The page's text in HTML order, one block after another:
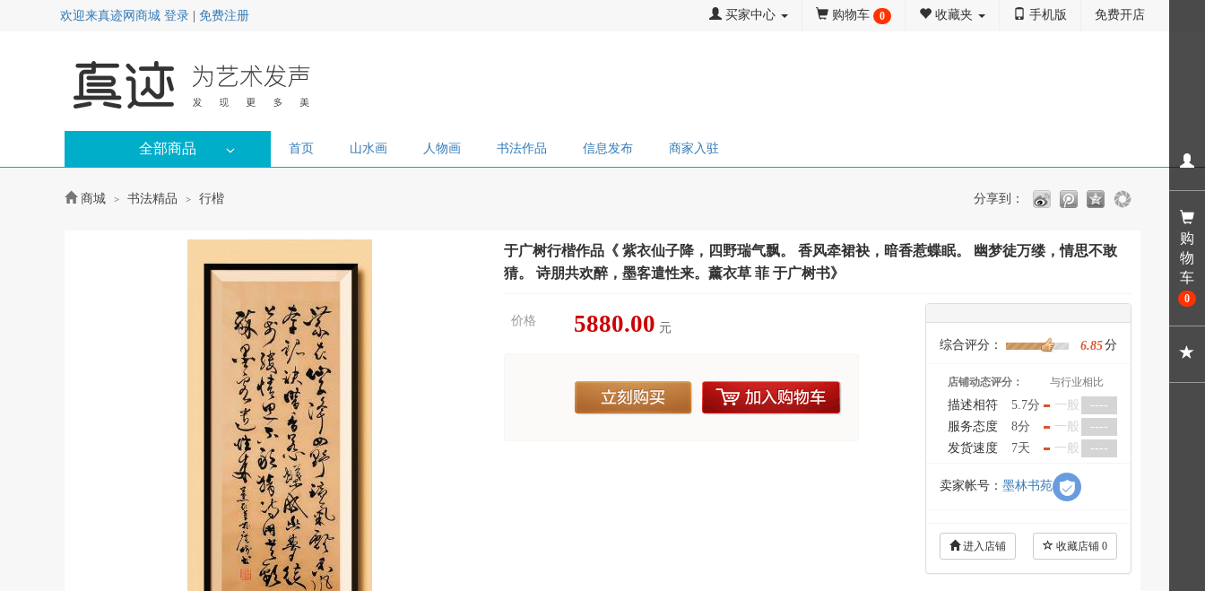
欢迎来真迹网商城 登录 免费注册 买家中心 购物车 0 收藏夹 手机版 免费开店
全部商品 首页 山水画 人物画 书法作品 信息发布 商家入驻
分享到：
商城 > 书法精品 > 行楷
于广树行楷作品《 紫衣仙子降，四野瑞气飘。 香风牵裙袂，暗香惹蝶眠。 幽梦徒万缕，情思不敢
猜。 诗朋共欢醉，墨客遣性来。薰衣草 菲 于广树书》
价格 5880.00 元
立刻购买 加入购物车
综合评分： 6.85分
店铺动态评分： 与行业相比
描述相符 5.7分 一般
----
服务态度
8分 一般
----
发货速度
7天 一般 ----
卖家帐号： 墨林书苑
进入店铺 收藏店铺 0
购
物
车
0